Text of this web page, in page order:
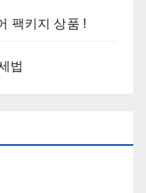
팩키지 상품 !
법